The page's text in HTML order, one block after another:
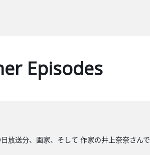
Episodes
放送分、画家、そして 作家の井上奈奈さん